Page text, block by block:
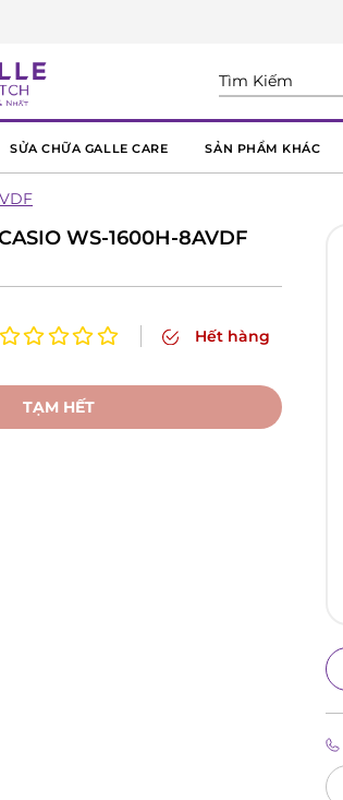
SỬA CHỮA GALLE CARE SẢN PHẨM KHÁC
WS-1600H-8AVDF
Hết hàng
TẠM HẾT